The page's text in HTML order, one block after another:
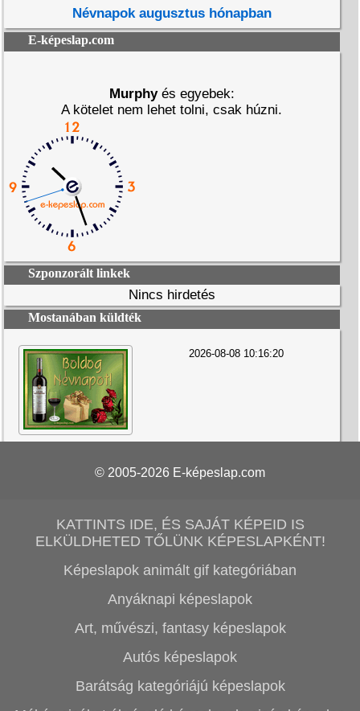
Névnapok augusztus hónapban
E-képeslap.com
Murphyés egyebek:
A kötelet nem lehet tolni, csak húzni.
Szponzorált linkek
Nincs hirdetés
Mostanában küldték
2026-08-08 10:16:20
© 2005-2026 E-képeslap.com
KATTINTS IDE, ÉS SAJÁT KÉPEID IS
ELKÜLDHETED TŐLÜNK KÉPESLAPKÉNT!
Képeslapok animált gif kategóriában
Anyáknapi képeslapok
Art, művészi, fantasy képeslapok
Autós képeslapok
Barátság kategóriájú képeslapok